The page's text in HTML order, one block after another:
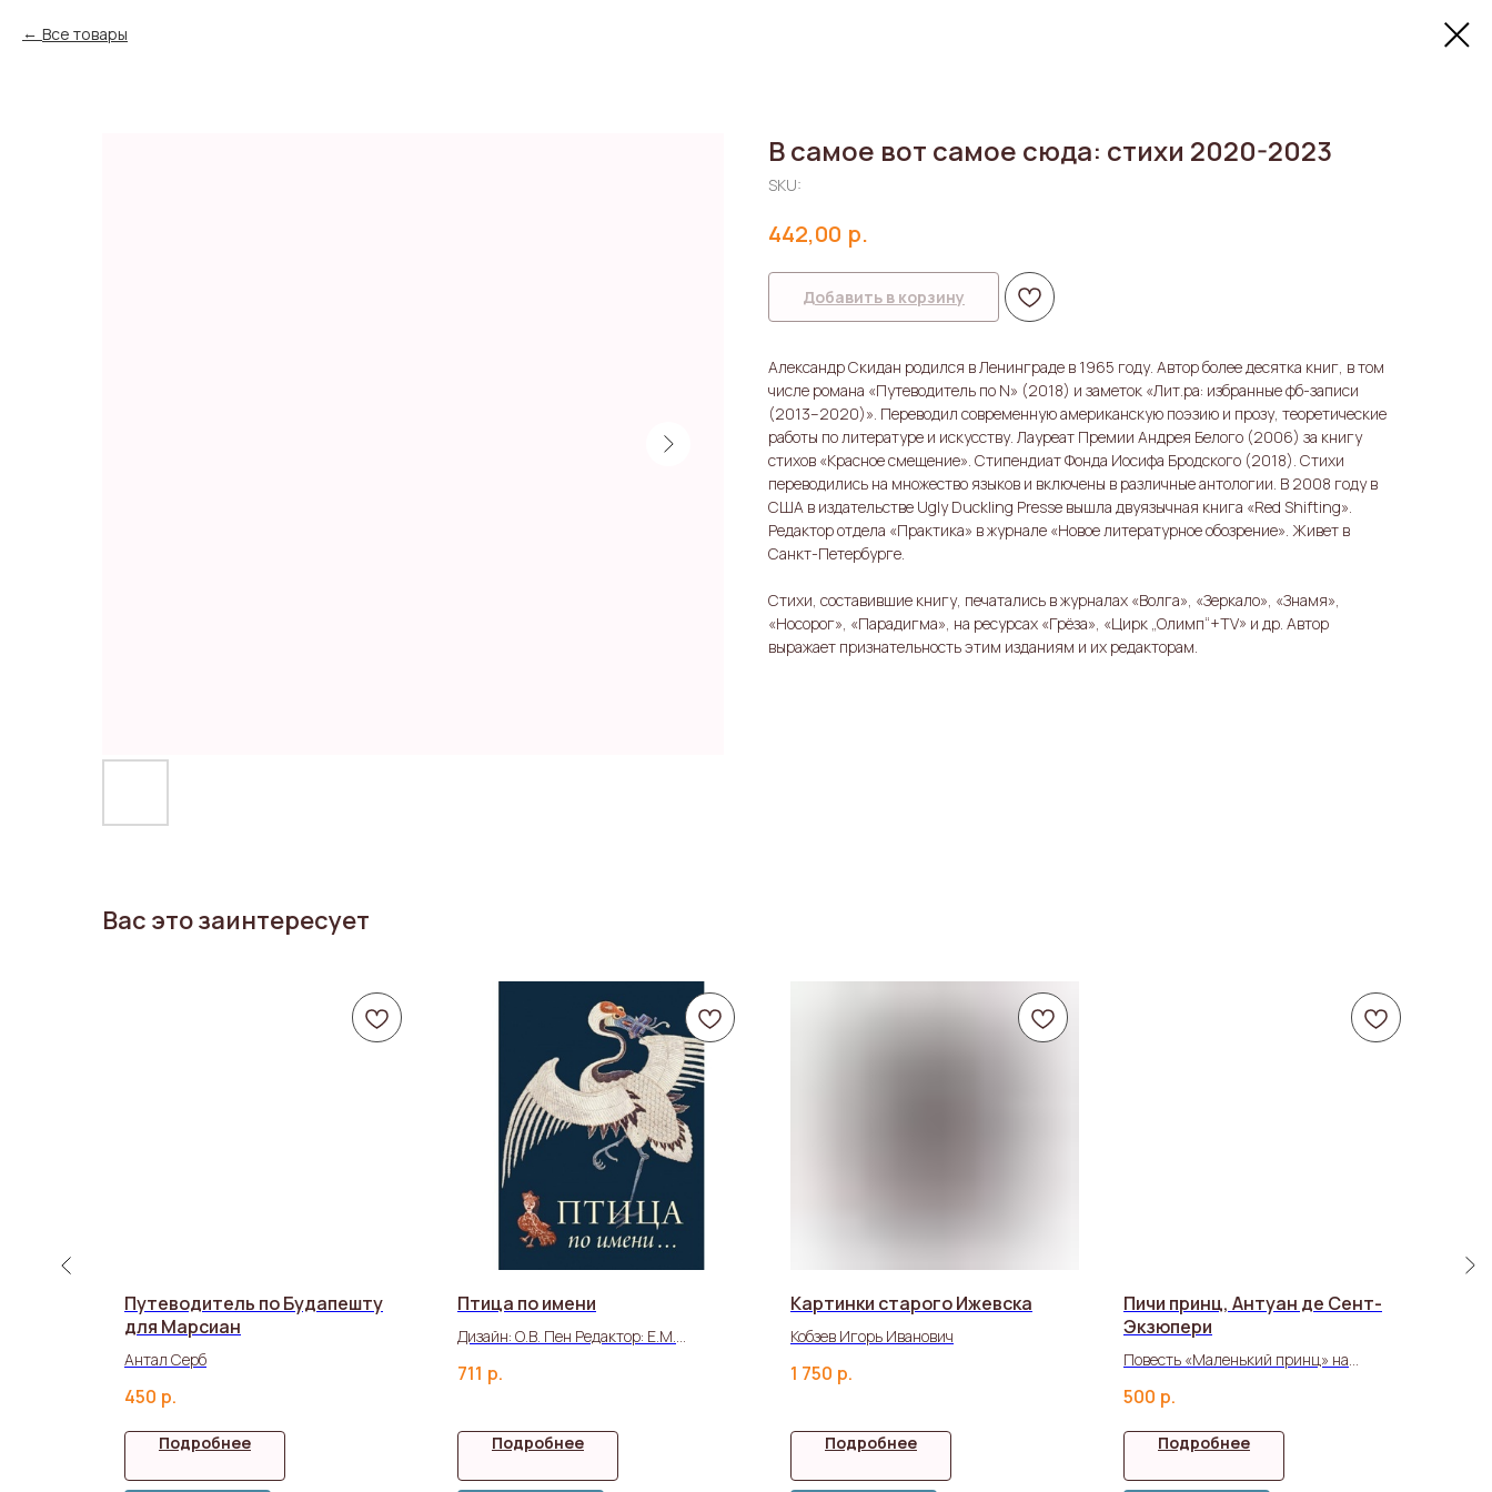
Все товары
В самое вот самое сюда: стихи 2020-2023
SKU:
442,00 р.
Добавить в корзину
Александр Скидан родился в Ленинграде в 1965 году. Автор более десятка книг, в том
числе романа «Путеводитель по N» (2018) и заметок «Лит.ра: избранные фб-записи
(2013–2020)». Переводил современную американскую поэзию и прозу, теоретические
работы по литературе и искусству. Лауреат Премии Андрея Белого (2006) за книгу
стихов «Красное смещение». Стипендиат Фонда Иосифа Бродского (2018). Стихи
переводились на множество языков и включены в различные антологии. В 2008 году в
США в издательстве Ugly Duckling Presse вышла двуязычная книга «Red Shifting».
Редактор отдела «Практика» в журнале «Новое литературное обозрение». Живет в
Санкт-Петербурге.
Стихи, составившие книгу, печатались в журналах «Волга», «Зеркало», «Знамя»,
«Носорог», «Парадигма», на ресурсах «Грёза», «Цирк „Олимп“+TV» и др. Автор
выражает признательность этим изданиям и их редакторам.
Вас это заинтересует
Путеводитель по Будапешту
для Марсиан
Антал Серб
450 р.
Подробнее
Птица по имени
Дизайн: О.В. Пен Редактор: Е.М.
711 р.
Подробнее
Картинки старого Ижевска
Кобзев Игорь Иванович
1 750 р.
Подробнее
Пичи принц, Антуан де Сент-
Экзюпери
Повесть «Маленький принц» на
500 р.
Подробнее